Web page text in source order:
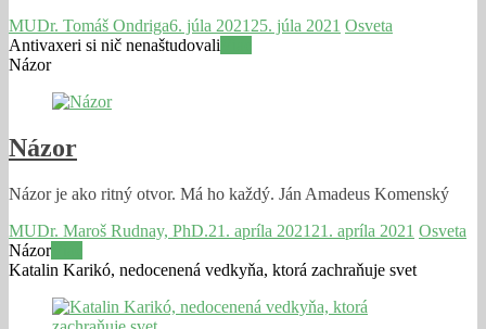
MUDr. Tomáš Ondriga6. júla 2021 25. júla 2021 Osveta
Antivaxeri si nič nenaštudovali
Názor
Názor
Názor je ako ritný otvor. Má ho každý. Ján Amadeus Komenský
MUDr. Maroš Rudnay, PhD.21. apríla 2021 21. apríla 2021 Osveta
Názor
Katalin Karikó, nedocenená vedkyňa, ktorá zachraňuje svet